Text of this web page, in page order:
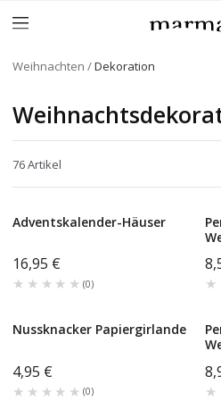
Weihnachten Dekoration
76Artikel
Adventskalender-Häuser
16,95 €
★★★★★
★★★★★ (0)
Nussknacker Papiergirlande
4,95 €
★★★★★
★★★★★ (0)